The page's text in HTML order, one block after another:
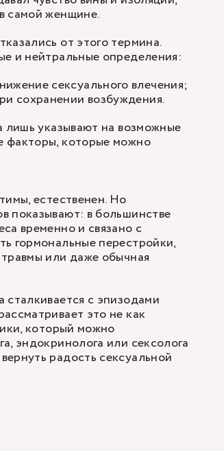
самой женщине.
от этого термина.
и нейтральные определения:
сексуального влечения;
сохранении возбуждения.
лишь указывают на возможные
факторы, которые можно
естественен. Но
показывают: в большинстве
временно и связано с
гормональные перестройки,
или даже обычная
с эпизодами
это не как
который можно
эндокринолога или сексолога
радость сексуальной